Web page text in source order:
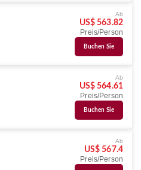
Ab
US$ 563.82
Preis/Person
Buchen Sie
Ab
US$ 564.61
Preis/Person
Buchen Sie
Ab
US$ 567.4
Preis/Person